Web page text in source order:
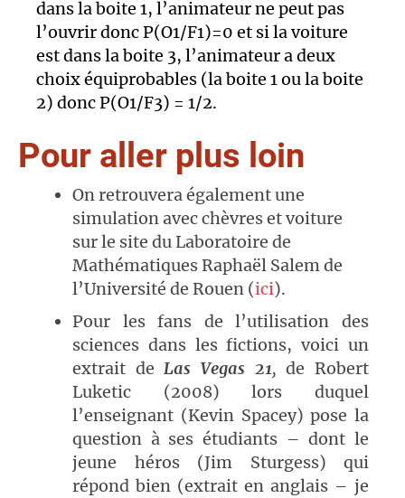
dans la boite 1, l’animateur ne peut pas
l’ouvrir donc P(O1/F1)=0 et si la voiture
est dans la boite 3, l’animateur a deux
choix équiprobables (la boite 1 ou la boite
2) donc P(O1/F3) = 1/2.
Pour aller plus loin
On retrouvera également une
simulation avec chèvres et voiture
sur le site du Laboratoire de
Mathématiques Raphaël Salem de
l’Université de Rouen (ici).
Pour les fans de l’utilisation des
sciences dans les fictions, voici un
extrait deLas Vegas 21,de Robert
Luketic (2008) lors duquel
l’enseignant (Kevin Spacey) pose la
question à ses étudiants – dont le
jeune héros (Jim Sturgess) qui
répond bien (extrait en anglais – je